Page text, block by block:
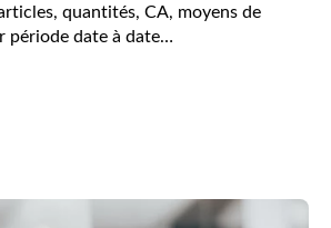
quantités, CA, moyens de
période date à date…